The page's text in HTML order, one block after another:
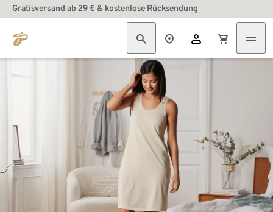
Gratisversand ab 29 € & kostenlose Rücksendung